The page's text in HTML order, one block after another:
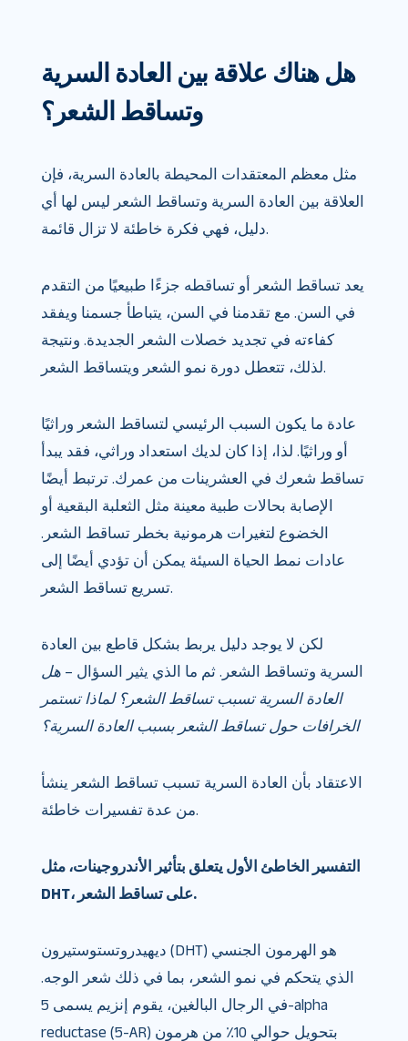
هل هناك علاقة بين العادة السرية
وتساقط الشعر؟
مثل معظم المعتقدات المحيطة بالعادة السرية، فإن
العلاقة بين العادة السرية وتساقط الشعر ليس لها أي
دليل، فهي فكرة خاطئة لا تزال قائمة.
يعد تساقط الشعر أو تساقطه جزءًا طبيعيًا من التقدم
في السن. مع تقدمنا ​​في السن، يتباطأ جسمنا ويفقد
كفاءته في تجديد خصلات الشعر الجديدة. ونتيجة
لذلك، تتعطل دورة نمو الشعر ويتساقط الشعر.
عادة ما يكون السبب الرئيسي لتساقط الشعر وراثيًا
أو وراثيًا. لذا، إذا كان لديك استعداد وراثي، فقد يبدأ
تساقط شعرك في العشرينات من عمرك. ترتبط أيضًا
الإصابة بحالات طبية معينة مثل الثعلبة البقعية أو
الخضوع لتغيرات هرمونية بخطر تساقط الشعر.
عادات نمط الحياة السيئة يمكن أن تؤدي أيضًا إلى
تسريع تساقط الشعر.
لكن لا يوجد دليل يربط بشكل قاطع بين العادة
السرية وتساقط الشعر. ثم ما الذي يثير السؤال –هل
العادة السرية تسبب تساقط الشعر؟ لماذا تستمر
الخرافات حول تساقط الشعر بسبب العادة السرية؟
الاعتقاد بأن العادة السرية تسبب تساقط الشعر ينشأ
من عدة تفسيرات خاطئة.
التفسير الخاطئ الأول يتعلق بتأثير الأندروجينات، مثل
DHT، على تساقط الشعر.
ديهيدروتستوستيرون (DHT) هو الهرمون الجنسي
الذي يتحكم في نمو الشعر، بما في ذلك شعر الوجه.
في الرجال البالغين، يقوم إنزيم يسمى 5-alpha
reductase (5-AR) بتحويل حوالي 10٪ من هرمون